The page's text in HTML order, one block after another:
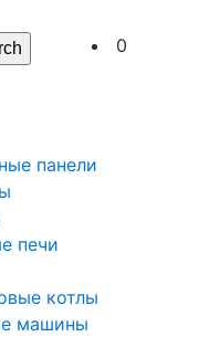
Cart
0
панели
печи
котлы
машины